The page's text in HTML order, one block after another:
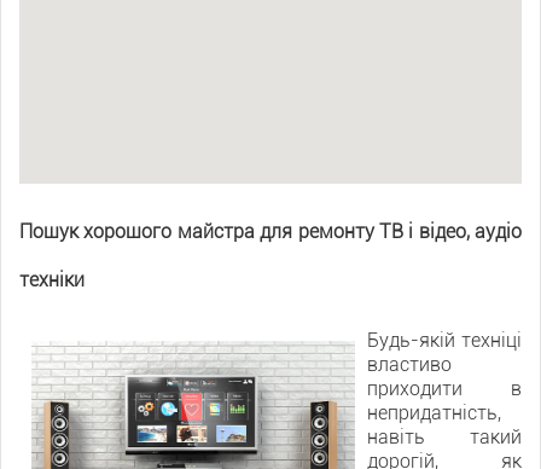
Пошук хорошого майстра для ремонту ТВ і відео, аудіо
техніки
Будь-якій техніці
властиво
приходити в
непридатність,
навіть такий
дорогій, як